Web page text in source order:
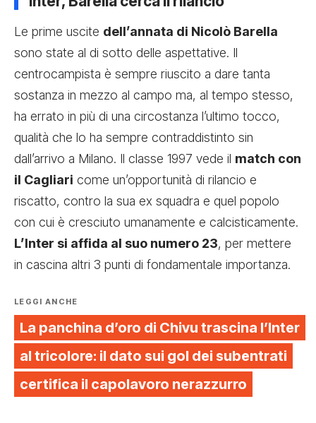
Le prime uscite dell’annata di Nicolò Barella
sono state al di sotto delle aspettative. Il
centrocampista è sempre riuscito a dare tanta
sostanza in mezzo al campo ma, al tempo stesso,
ha errato in più di una circostanza l’ultimo tocco,
qualità che lo ha sempre contraddistinto sin
dall’arrivo a Milano. Il classe 1997 vede il match con
il Cagliari come un’opportunità di rilancio e
riscatto, contro la sua ex squadra e quel popolo
con cui è cresciuto umanamente e calcisticamente.
L’Inter si affida al suo numero 23, per mettere
in cascina altri 3 punti di fondamentale importanza.
LEGGI ANCHE
La panchina d’oro di Chivu trascina l’Inter
al tricolore: il dato sui gol dei subentrati
certifica il capolavoro nerazzurro